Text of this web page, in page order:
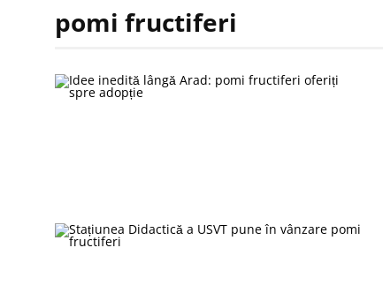
pomi fructiferi